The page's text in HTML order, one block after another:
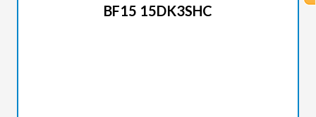
BF15 15DK3SHC